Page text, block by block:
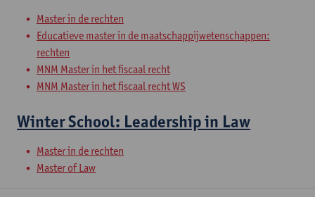
Master in de rechten
Educatieve master in de maatschappijwetenschappen:
rechten
MNM Master in het fiscaal recht
MNM Master in het fiscaal recht WS
Winter School: Leadership in Law
Master in de rechten
Master of Law